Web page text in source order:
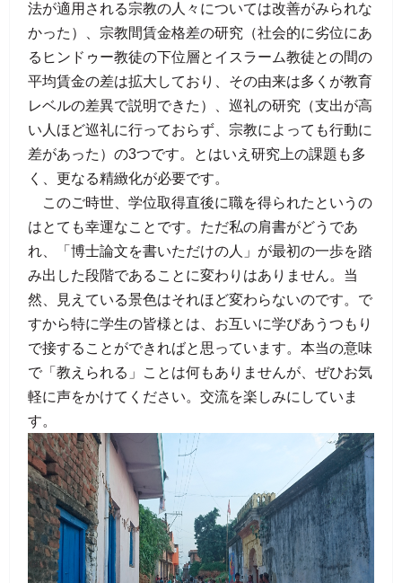
法が適用される宗教の人々については改善がみられな
かった）、宗教間賃金格差の研究（社会的に劣位にあ
るヒンドゥー教徒の下位層とイスラーム教徒との間の
平均賃金の差は拡大しており、その由来は多くが教育
レベルの差異で説明できた）、巡礼の研究（支出が高
い人ほど巡礼に行っておらず、宗教によっても行動に
差があった）の3つです。とはいえ研究上の課題も多
く、更なる精緻化が必要です。
このご時世、学位取得直後に職を得られたというの
はとても幸運なことです。ただ私の肩書がどうであ
れ、「博士論文を書いただけの人」が最初の一歩を踏
み出した段階であることに変わりはありません。当
然、見えている景色はそれほど変わらないのです。で
すから特に学生の皆様とは、お互いに学びあうつもり
で接することができればと思っています。本当の意味
で「教えられる」ことは何もありませんが、ぜひお気
軽に声をかけてください。交流を楽しみにしていま
す。